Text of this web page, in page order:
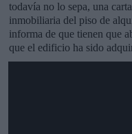
todavía no lo sepa, una
inmobiliaria del piso de
informa de que tienen que
que el edificio ha sido